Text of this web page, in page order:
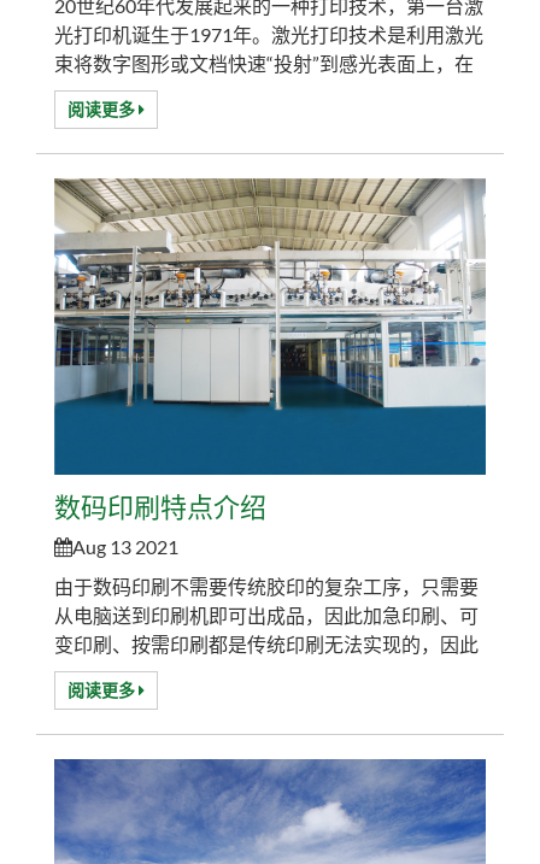
20世纪60年代发展起来的一种打印技术，第一台激
光打印机诞生于1971年。激光打印技术是利用激光
束将数字图形或文档快速“投射”到感光表面上，在
被激光束击中的位置发生电子放电，然后由于静电
的作用，像磁铁一样吸引一些细长的“碳粉”，打印
效果就出来了。由于其打印技术的核心是激光成像
技术，所以这种打印技术被称为“激光打印技术”。
激光打印机的发展源于1948年生产的世界上第一台
静电复印机。从此以后，科学家们...
阅读更多
数码印刷特点介绍
Aug 13 2021
由于数码印刷不需要传统胶印的复杂工序，只需要
从电脑送到印刷机即可出成品，因此加急印刷、可
变印刷、按需印刷都是传统印刷无法实现的，因此
数码印刷行业真正迎合了商业印刷品快速印刷不断
变化的需求，发展速度相当快，发展空间非常大。
1、数码印刷是全数字化的信息传输，不再需要机
内版胶片和印版。 2.数码印刷品的信息是100％可
变的。 3. 数字印刷是利用数字印刷系统将数字信息
直接转换成印刷品的过程。数字稿件可...
阅读更多